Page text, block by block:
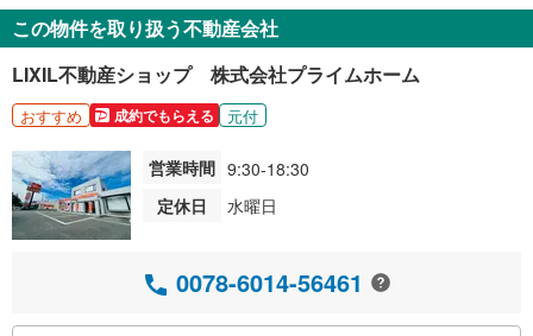
この物件を取り扱う不動産会社
LIXIL不動産ショップ 株式会社プライムホーム
おすすめ 成約でもらえる 元付
営業時間 9:30-18:30
定休日
水曜日
0078-6014-56461